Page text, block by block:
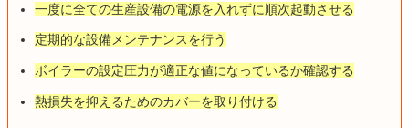
一度に全ての生産設備の電源を入れずに順次起動させる
定期的な設備メンテナンスを行う
ボイラーの設定圧力が適正な値になっているか確認する
熱損失を抑えるためのカバーを取り付ける